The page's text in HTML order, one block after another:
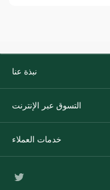
نبذة عنا
التسوق عبر الإنترنت
خدمات العملاء